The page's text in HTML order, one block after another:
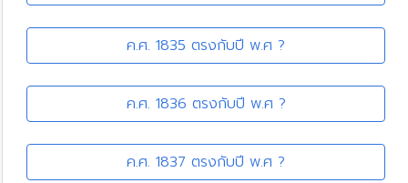
ค.ศ. 1835 ตรงกับปี พ.ศ ?
ค.ศ. 1836 ตรงกับปี พ.ศ ?
ค.ศ. 1837 ตรงกับปี พ.ศ ?